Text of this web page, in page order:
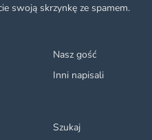
Nasz gość
Inni napisali
Szukaj
swoją skrzynkę ze spamem.